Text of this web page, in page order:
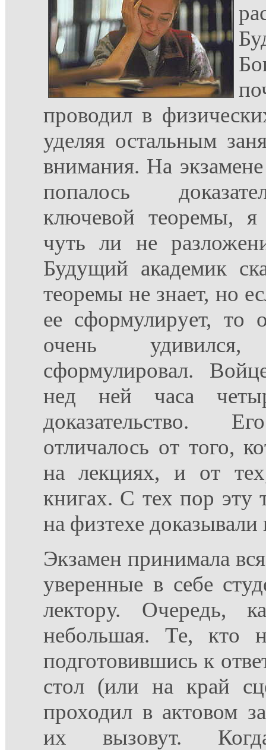
проводил в
уделяя остальным
внимания. На
попалось
ключевой теоремы,
чуть ли не
Будущий академик
теоремы не знает, но
ее сформулирует, то
очень
сформулировал.
нед ней часа
доказательство.
отличалось от того,
на лекциях, и от
книгах. С тех пор эту
на физтехе
Экзамен принимала
уверенные в себе
лектору. Очередь,
небольшая. Те, кто
подготовившись к
стол (или на край
проходил в актовом
их вызовут.